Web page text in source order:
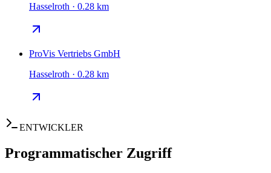
Hasselroth · 0.28 km
ProVis Vertriebs GmbH
Hasselroth · 0.28 km
ENTWICKLER
Programmatischer Zugriff